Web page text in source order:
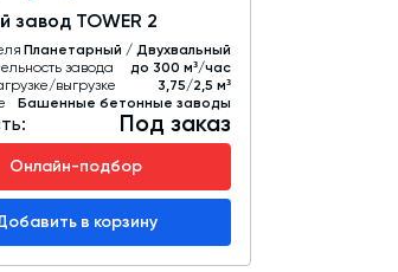
завод TOWER 2
Планетарный / Двухвальный
завода
до 300 м³/час
выгрузке
3,75/2,5 м³
Башенные бетонные заводы
Под заказ
Онлайн-подбор
в корзину